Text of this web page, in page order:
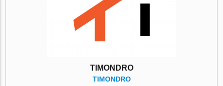
TIMONDRO
TIMONDRO